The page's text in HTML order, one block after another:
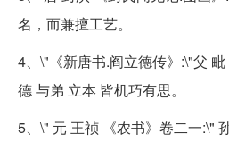
名，而兼擅工艺。
4、\"《新唐书.阎立德传》:\"父
德 与弟 立本 皆机巧有思。
5、\" 元 王祯 《农书》卷二一:\"